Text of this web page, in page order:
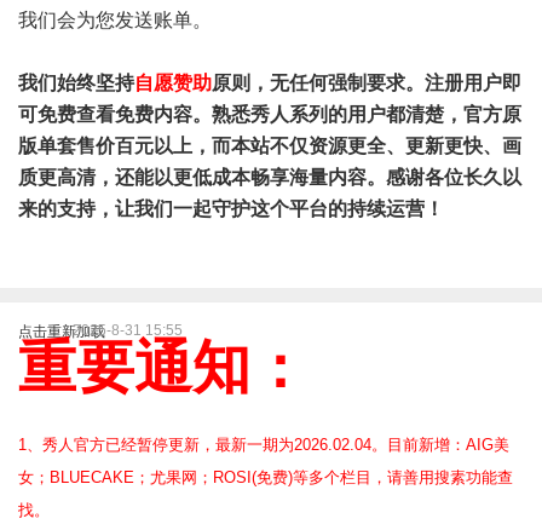
我们会为您发送账单。
我们始终坚持自愿赞助原则，无任何强制要求。注册用户即
可免费查看免费内容。熟悉秀人系列的用户都清楚，官方原
版单套售价百元以上，而本站不仅资源更全、更新更快、画
质更高清，还能以更低成本畅享海量内容。感谢各位长久以
来的支持，让我们一起守护这个平台的持续运营！
点击重新加载2025-8-31 15:55
重要通知：
1、秀人官方已经暂停更新，最新一期为2026.02.04。目前新增：AIG美
女；BLUECAKE；尤果网；ROSI(免费)等多个栏目，请善用搜素功能查
找。